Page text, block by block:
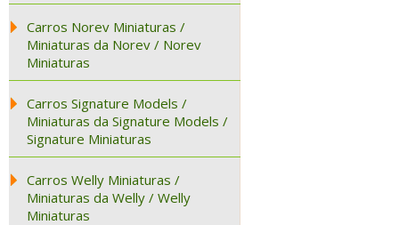
Carros Norev Miniaturas /
Miniaturas da Norev / Norev
Miniaturas
Carros Signature Models /
Miniaturas da Signature Models /
Signature Miniaturas
Carros Welly Miniaturas /
Miniaturas da Welly / Welly
Miniaturas